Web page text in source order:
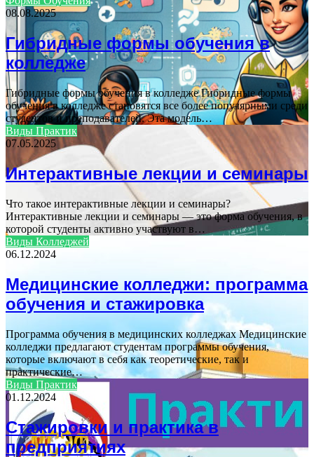
08.08.2025
Гибридные формы обучения в
колледже
Гибридные формы обучения в колледже Гибридные формы
обучения в колледже становятся все более популярными среди
студентов и преподавателей. Эта модель…
Виды Практик
07.05.2025
Интерактивные лекции и семинары
Что такое интерактивные лекции и семинары?
Интерактивные лекции и семинары — это форма обучения, в
которой студенты активно участвуют в…
Виды Колледжей
06.12.2024
Медицинские колледжи: программа
обучения и стажировка
Программа обучения в медицинских колледжах Медицинские
колледжи предлагают студентам программы обучения,
которые включают в себя как теоретические, так и
практические…
Виды Практик
01.12.2024
Стажировки и практика в
предприятиях